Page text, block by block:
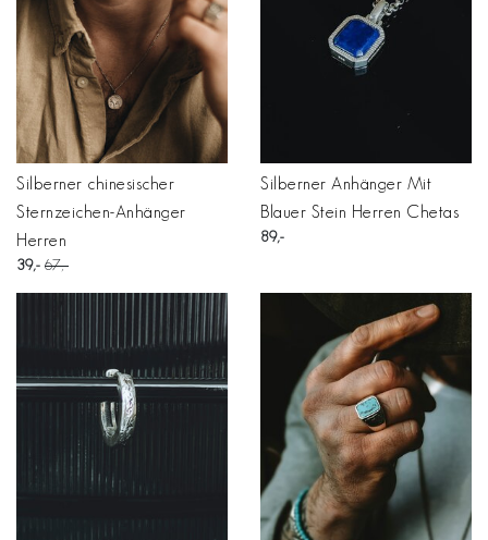
Silberner chinesischer
Sternzeichen-Anhänger
Herren
39 67
Silberner Anhänger Mit
Blauer Stein Herren Chetas
89